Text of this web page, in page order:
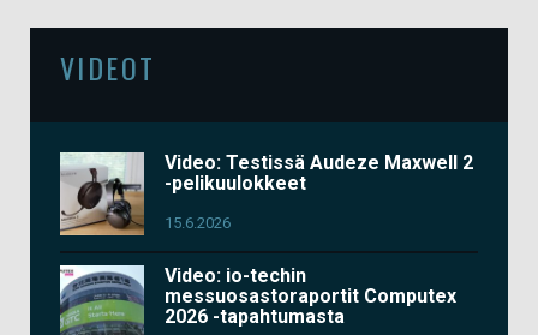
VIDEOT
Video: Testissä Audeze Maxwell 2
-pelikuulokkeet
15.6.2026
Video: io-techin
messuosastoraportit Computex
2026 -tapahtumasta